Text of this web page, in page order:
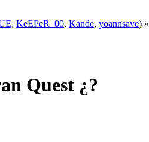
, KeEPeR_00, Kande, yoannsave) »
Quest ¿?